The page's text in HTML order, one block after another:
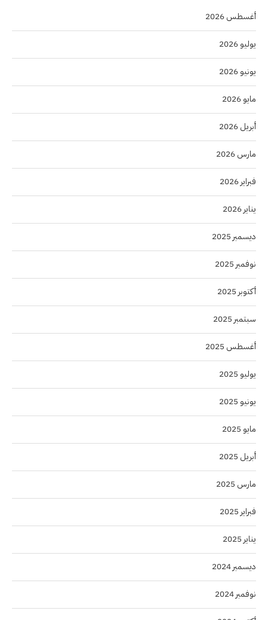
أغسطس 2026
يوليو 2026
يونيو 2026
مايو 2026
أبريل 2026
مارس 2026
فبراير 2026
يناير 2026
ديسمبر 2025
نوفمبر 2025
أكتوبر 2025
سبتمبر 2025
أغسطس 2025
يوليو 2025
يونيو 2025
مايو 2025
أبريل 2025
مارس 2025
فبراير 2025
يناير 2025
ديسمبر 2024
نوفمبر 2024